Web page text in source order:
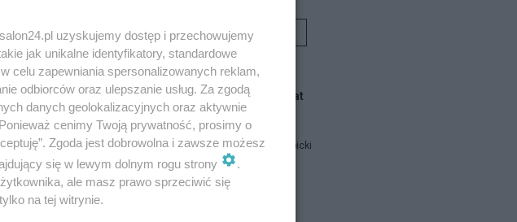
Rafał Woś
Blogi na ten temat
Jan Filip Libicki
uzyskujemy dostęp i przechowujemy
jak unikalne identyfikatory, standardowe
celu zapewniania spersonalizowanych reklam,
odbiorców oraz ulepszanie usług. Za zgodą
danych geolokalizacyjnych oraz aktywnie
cenimy Twoją prywatność, prosimy o
Zgoda jest dobrowolna i zawsze możesz
się w lewym dolnym rogu strony
.
ale masz prawo sprzeciwić się
na tej witrynie.